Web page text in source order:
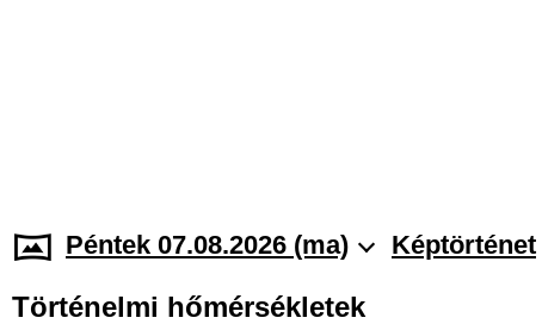
Péntek 07.08.2026 (ma) Képtörténet
Történelmi hőmérsékletek